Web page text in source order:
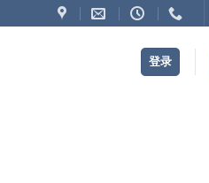
登录